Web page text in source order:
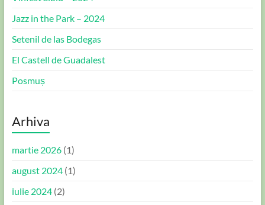
Jazz in the Park – 2024
Setenil de las Bodegas
El Castell de Guadalest
Posmuș
Arhiva
martie 2026(1)
august 2024(1)
iulie 2024(2)